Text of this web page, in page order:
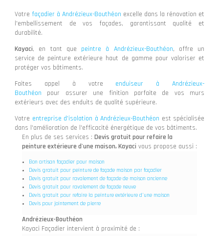
Votre façadier à Andrézieux-Bouthéon excelle dans la rénovation et
l'embellissement de vos façades, garantissant qualité et
durabilité.
Kayaci, en tant que peintre à Andrézieux-Bouthéon, offre un
service de peinture extérieure haut de gamme pour valoriser et
protéger vos bâtiments.
Faites appel à votre enduiseur à Andrézieux-
Bouthéon pour assurer une finition parfaite de vos murs
extérieurs avec des enduits de qualité supérieure.
Votre entreprise d'isolation à Andrézieux-Bouthéon est spécialisée
dans l'amélioration de l'efficacité énergétique de vos bâtiments.
En plus de ses services : Devis gratuit pour refaire la
peinture extérieure d'une maison, Kayaci vous propose aussi :
Bon artisan façadier pour maison
Devis gratuit pour peinture de façade maison par façadier
Devis gratuit pour ravalement de façade de maison ancienne
Devis gratuit pour ravalement de façade neuve
Devis gratuit pour refaire la peinture extérieure d'une maison
Devis pour jointement de pierre
Andrézieux-Bouthéon
Kayaci Façadier intervient à proximité de :